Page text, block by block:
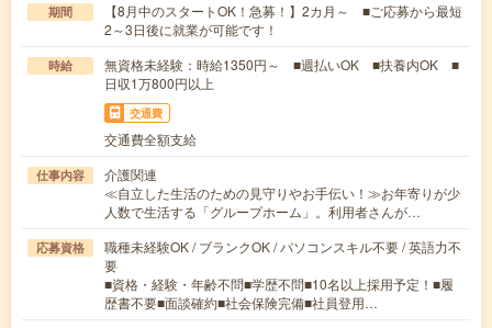
期間
【8月中のスタートOK！急募！】2カ月～ ■ご応募から最短
2～3日後に就業が可能です！
時給
無資格未経験：時給1350円～ ■週払いOK ■扶養内OK ■
日収1万800円以上
交通費
交通費全額支給
仕事内容
介護関連
≪自立した生活のための見守りやお手伝い！≫お年寄りが少
人数で生活する「グループホーム」。利用者さんが…
応募資格
職種未経験OK / ブランクOK / パソコンスキル不要 / 英語力不
要
■資格・経験・年齢不問■学歴不問■10名以上採用予定！■履
歴書不要■面談確約■社会保険完備■社員登用…